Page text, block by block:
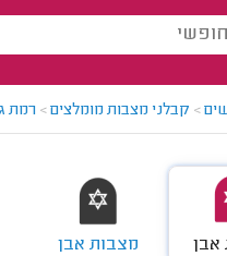
> קבלני מצבות מומלצים> רמת
אבן
מצבות אבן